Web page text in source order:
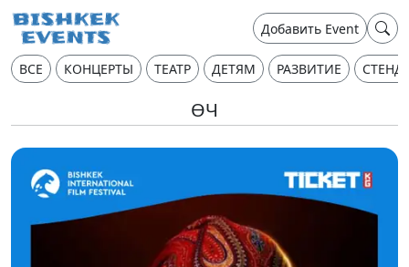
Добавить Event
ВСЕ КОНЦЕРТЫ ТЕАТР ДЕТЯМ РАЗВИТИЕ
ӨЧ